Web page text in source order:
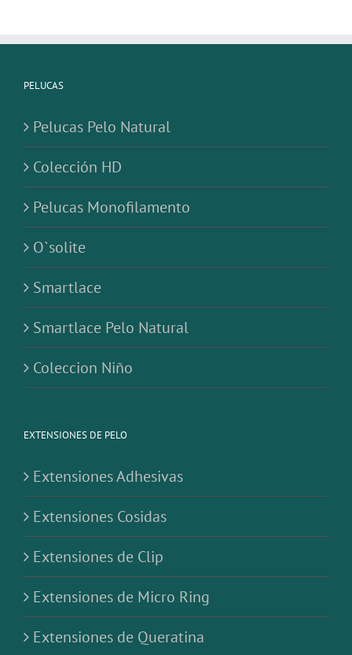
PELUCAS
Pelucas Pelo Natural
Colección HD
Pelucas Monofilamento
O`solite
Smartlace
Smartlace Pelo Natural
Coleccion Niño
EXTENSIONES DE PELO
Extensiones Adhesivas
Extensiones Cosidas
Extensiones de Clip
Extensiones de Micro Ring
Extensiones de Queratina